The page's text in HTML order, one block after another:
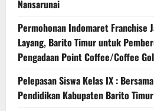
Nansarunai
Permohonan Indomaret Franchise
Layang, Barito Timur untuk
Pengadaan Point Coffee/Coffee
Pelepasan Siswa Kelas IX :
Pendidikan Kabupaten Barito Timur